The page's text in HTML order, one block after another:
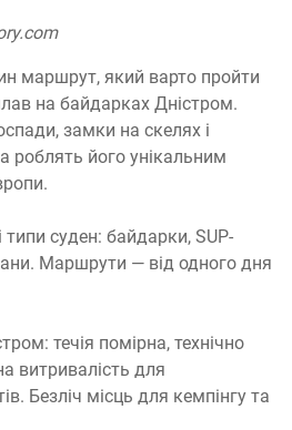
маршрут, який варто пройти
на байдарках Дністром.
замки на скелях і
роблять його унікальним
типи суден: байдарки, SUP-
Маршрути — від одного дня
течія помірна, технічно
витривалість для
Безліч місць для кемпінгу та